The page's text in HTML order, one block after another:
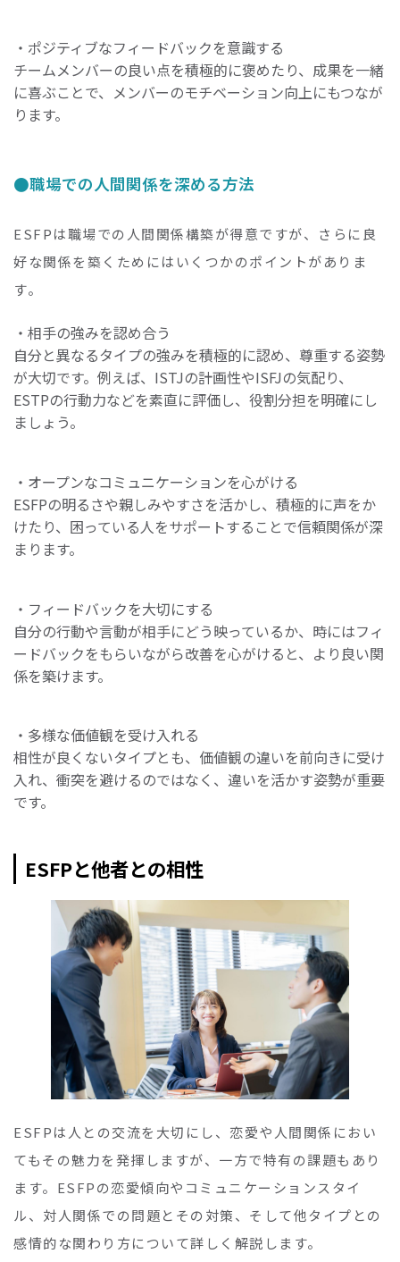
・ポジティブなフィードバックを意識する
チームメンバーの良い点を積極的に褒めたり、成果を一緒
に喜ぶことで、メンバーのモチベーション向上にもつなが
ります。
職場での人間関係を深める方法
ESFPは職場での人間関係構築が得意ですが、さらに良
好な関係を築くためにはいくつかのポイントがありま
す。
・相手の強みを認め合う
自分と異なるタイプの強みを積極的に認め、尊重する姿勢
が大切です。例えば、ISTJの計画性やISFJの気配り、
ESTPの行動力などを素直に評価し、役割分担を明確にし
ましょう。
・オープンなコミュニケーションを心がける
ESFPの明るさや親しみやすさを活かし、積極的に声をか
けたり、困っている人をサポートすることで信頼関係が深
まります。
・フィードバックを大切にする
自分の行動や言動が相手にどう映っているか、時にはフィ
ードバックをもらいながら改善を心がけると、より良い関
係を築けます。
・多様な価値観を受け入れる
相性が良くないタイプとも、価値観の違いを前向きに受け
入れ、衝突を避けるのではなく、違いを活かす姿勢が重要
です。
ESFPと他者との相性
ESFPは人との交流を大切にし、恋愛や人間関係におい
てもその魅力を発揮しますが、一方で特有の課題もあり
ます。ESFPの恋愛傾向やコミュニケーションスタイ
ル、対人関係での問題とその対策、そして他タイプとの
感情的な関わり方について詳しく解説します。